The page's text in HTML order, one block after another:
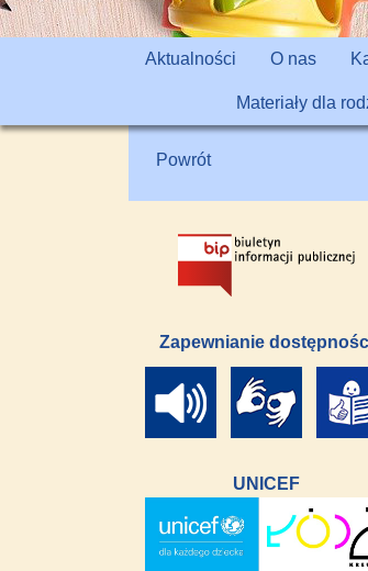
Aktualności O nas
Materiały dla
Powrót
Zapewnianie
UNICEF